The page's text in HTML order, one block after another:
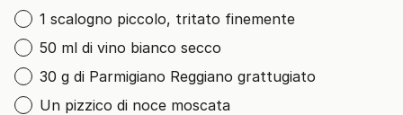
1 scalogno piccolo, tritato finemente
50 ml di vino bianco secco
30 g di Parmigiano Reggiano grattugiato
Un pizzico di noce moscata